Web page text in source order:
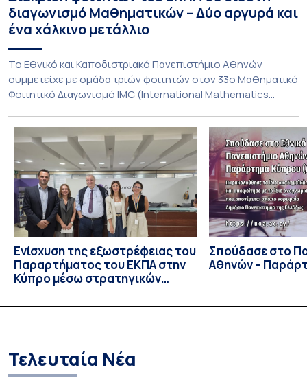
διαγωνισμό Μαθηματικών – Δύο αργυρά και
ένα χάλκινο μετάλλιο
To Εθνικό και Καποδιστριακό Πανεπιστήμιο Αθηνών
συμμετείχε με ομάδα τριών φοιτητών στον 33ο Μαθηματικό
Φοιτητικό Διαγωνισμό IMC (International Mathematics
Ιουλίου στο Blagoevgrad της Βουλγαρίας. Σε αυτόν
συμμετείχαν 447 φοιτητές εκπροσωπώντας 135
πανεπιστήμια από 46 χώρες. Από την Ελλάδα, συμμετείχαν
επίσης το Εθνικό Μετσόβιο Πολυτεχνείο, το Αριστοτέλειο
Πανεπιστήμιο […]
Ενίσχυση της εξωστρέφειας του
Παραρτήματος του ΕΚΠΑ στην
Κύπρο μέσω στρατηγικών
Σπούδασε στο
Αθηνών –
Τελευταία Νέα